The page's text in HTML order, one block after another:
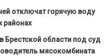
отключат горячую воду
районах
Брестской области под суд
мясокомбината